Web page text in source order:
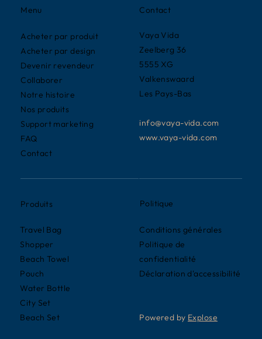
Contact
Vaya Vida
Zeelberg 36
5555 XG
Valkenswaard
Les Pays-Bas
info@vaya-vida.com
www.vaya-vida.com
Menu
Acheter par produit
Acheter par design
Devenir revendeur
Collaborer
Notre histoire
Nos produits
Support marketing
FAQ
Contact
Produits
Travel Bag
Shopper
Beach Towel
Pouch
Water Bottle
City Set
Beach Set
Politique
Conditions générales
Politique de
confidentialité
Déclaration d'accessibilité
Powered by Explose